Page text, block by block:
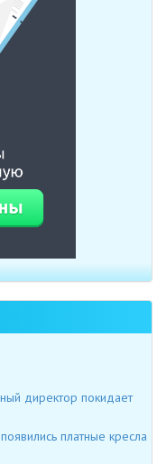
директор покидает
платные кресла